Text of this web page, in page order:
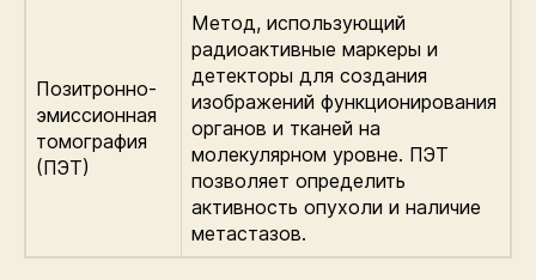
Позитронно-
эмиссионная
томография
(ПЭТ)
Метод, использующий
радиоактивные маркеры и
детекторы для создания
изображений функционирования
органов и тканей на
молекулярном уровне. ПЭТ
позволяет определить
активность опухоли и наличие
метастазов.